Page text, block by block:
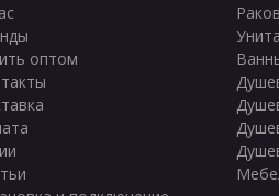
оптом